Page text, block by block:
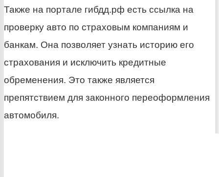
Также на портале гибдд.рф есть ссылка на
проверку авто по страховым компаниям и
банкам. Она позволяет узнать историю его
страхования и исключить кредитные
обременения. Это также является
препятствием для законного переоформления
автомобиля.